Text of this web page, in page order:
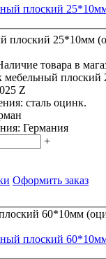
плоский
товара в
мебельный
025 Z
сталь оцинк.
Германия
+
Оформить заказ
плоский